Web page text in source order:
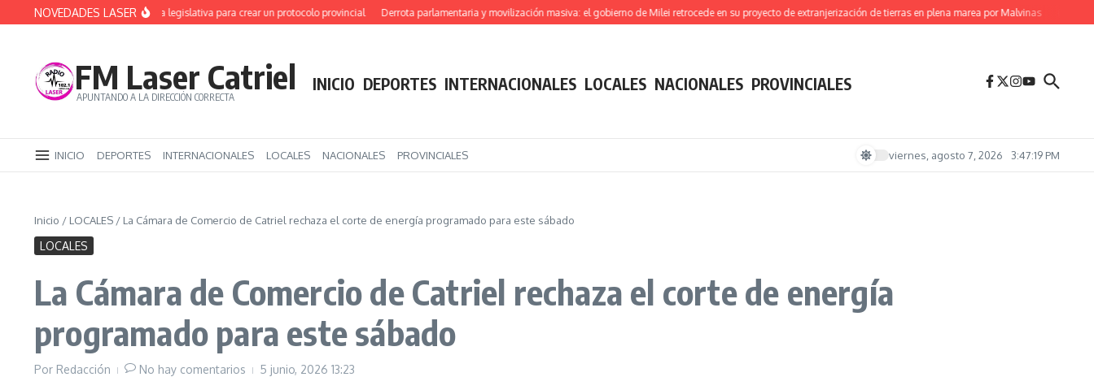
Saltar al contenido
NOVEDADES LASER
Alerta Sofía: primera vuelta legislativa para crear un protocolo provincial Derrota parlamentaria y movilización masiva: el gobierno de Milei retrocede en su proyecto de extranjerización de tierras en plena marea por Malvinas (Videos) Brasil
FM Laser Catriel
APUNTANDO A LA DIRECCIÓN CORRECTA
INICIO DEPORTES INTERNACIONALES LOCALES NACIONALES PROVINCIALES
INICIO DEPORTES INTERNACIONALES LOCALES NACIONALES PROVINCIALES viernes, agosto 7, 2026 3:47:20 PM
Inicio / LOCALES / La Cámara de Comercio de Catriel rechaza el corte de energía programado para este sábado
LOCALES
La Cámara de Comercio de Catriel rechaza el corte de energía
programado para este sábado
Por Redacción No hay comentarios 5 junio, 2026 13:23